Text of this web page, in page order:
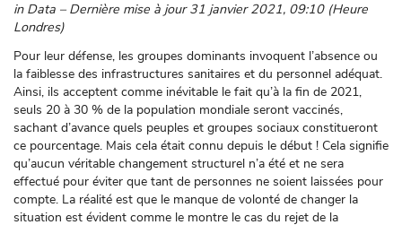
in Data – Dernière mise à jour 31 janvier 2021, 09:10 (Heure
Londres)
Pour leur défense, les groupes dominants invoquent l’absence ou
la faiblesse des infrastructures sanitaires et du personnel adéquat.
Ainsi, ils acceptent comme inévitable le fait qu’à la fin de 2021,
seuls 20 à 30 % de la population mondiale seront vaccinés,
sachant d’avance quels peuples et groupes sociaux constitueront
ce pourcentage. Mais cela était connu depuis le début ! Cela signifie
qu’aucun véritable changement structurel n’a été et ne sera
effectué pour éviter que tant de personnes ne soient laissées pour
compte. La réalité est que le manque de volonté de changer la
situation est évident comme le montre le cas du rejet de la